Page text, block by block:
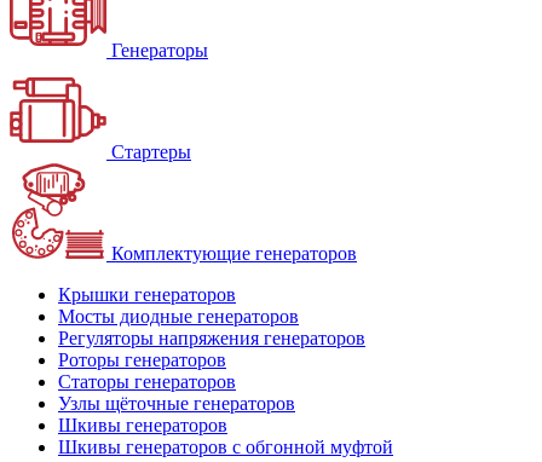
Генераторы
Стартеры
Комплектующие генераторов
Крышки генераторов
Мосты диодные генераторов
Регуляторы напряжения генераторов
Роторы генераторов
Статоры генераторов
Узлы щёточные генераторов
Шкивы генераторов
Шкивы генераторов с обгонной муфтой